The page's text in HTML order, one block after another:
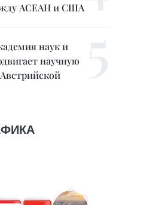
АСЕАН и США
наук и
научную